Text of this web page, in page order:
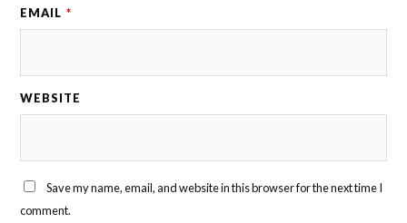
EMAIL *
WEBSITE
Save my name, email, and website in this browser for the next time I
comment.